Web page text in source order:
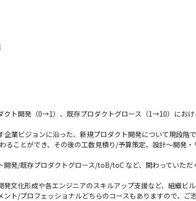
クト開発（0→1）、既存プロダクトグロース（1→10）にお
業ビジョンに沿った、新規プロダクト開発について現段階
ることができ、その後の工数見積り/予算策定、設計〜開発
開発/既存プロダクトグロース/toB/toC など、関わっていた
文化形成や各エンジニアのスキルアップ支援など、組織ビ
ト/プロフェッショナルどちらのコースもありますので、ご